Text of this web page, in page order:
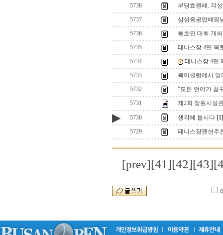
5738
부당효원배..각
5737
삼성중공업배영
5736
동호인 대회 개
5735
테니스장 4면 복
5734
테니스장 4면
5733
북이클럽에서 알
5732
"모든 언어가 꿈
5731
제2회 창원시설
▶ 5730 생각해 봅시다 [1]
5729
테니스장펜션추
[prev][41][42][43]